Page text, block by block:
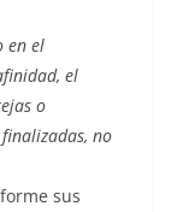
en el
el
o
no
sus